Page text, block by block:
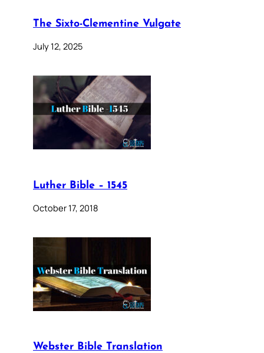
The Sixto-Clementine Vulgate
July 12, 2025
Luther Bible – 1545
October 17, 2018
Webster Bible Translation